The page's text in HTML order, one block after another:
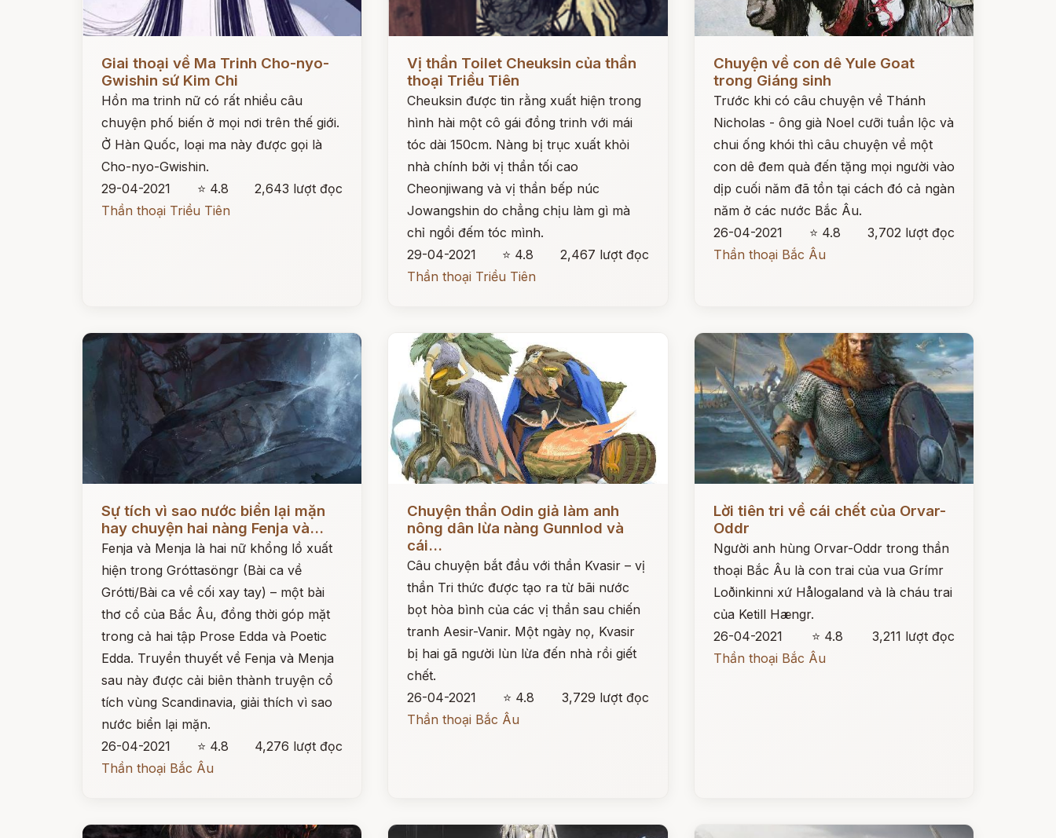
Giai thoại về Ma Trinh Cho-nyo-
Gwishin sứ Kim Chi
Hồn ma trinh nữ có rất nhiều câu
chuyện phố biến ở mọi nơi trên thế giới.
Ở Hàn Quốc, loại ma này được gọi là
Cho-nyo-Gwishin.
29-04-2021
⭐ 4.8
2,643 lượt đọc
Thần thoại Triều Tiên
Đọc ngay
Vị thần Toilet Cheuksin của thần
thoại Triều Tiên
Cheuksin được tin rằng xuất hiện trong
hình hài một cô gái đồng trinh với mái
tóc dài 150cm. Nàng bị trục xuất khỏi
nhà chính bởi vị thần tối cao
Cheonjiwang và vị thần bếp núc
Jowangshin do chẳng chịu làm gì mà
chỉ ngồi đếm tóc mình.
29-04-2021
⭐ 4.8
2,467 lượt đọc
Thần thoại Triều Tiên
Chuyện về con dê Yule Goat
trong Giáng sinh
Trước khi có câu chuyện về Thánh
Nicholas - ông già Noel cưỡi tuần lộc và
chui ống khói thì câu chuyện về một
con dê đem quà đến tặng mọi người vào
dịp cuối năm đã tồn tại cách đó cả ngàn
năm ở các nước Bắc Âu.
26-04-2021
⭐ 4.8
3,702 lượt đọc
Thần thoại Bắc Âu
Sự tích vì sao nước biển lại mặn
hay chuyện hai nàng Fenja và...
Fenja và Menja là hai nữ khổng lồ xuất
hiện trong Gróttasöngr (Bài ca về
Grótti/Bài ca về cối xay tay) – một bài
thơ cổ của Bắc Âu, đồng thời góp mặt
trong cả hai tập Prose Edda và Poetic
Edda. Truyền thuyết về Fenja và Menja
sau này được cải biên thành truyện cổ
tích vùng Scandinavia, giải thích vì sao
nước biển lại mặn.
26-04-2021
⭐ 4.8
4,276 lượt đọc
Thần thoại Bắc Âu
Chuyện thần Odin giả làm anh
nông dân lừa nàng Gunnlod và
cái...
Câu chuyện bắt đầu với thần Kvasir – vị
thần Tri thức được tạo ra từ bãi nước
bọt hòa bình của các vị thần sau chiến
tranh Aesir-Vanir. Một ngày nọ, Kvasir
bị hai gã người lùn lừa đến nhà rồi giết
chết.
26-04-2021
⭐ 4.8
3,729 lượt đọc
Thần thoại Bắc Âu
Lời tiên tri về cái chết của Orvar-
Oddr
Người anh hùng Orvar-Oddr trong thần
thoại Bắc Âu là con trai của vua Grímr
Loðinkinni xứ Hålogaland và là cháu trai
của Ketill Hængr.
26-04-2021
⭐ 4.8
3,211 lượt đọc
Thần thoại Bắc Âu